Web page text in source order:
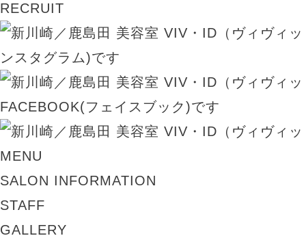
RECRUIT
MENU
SALON INFORMATION
STAFF
GALLERY